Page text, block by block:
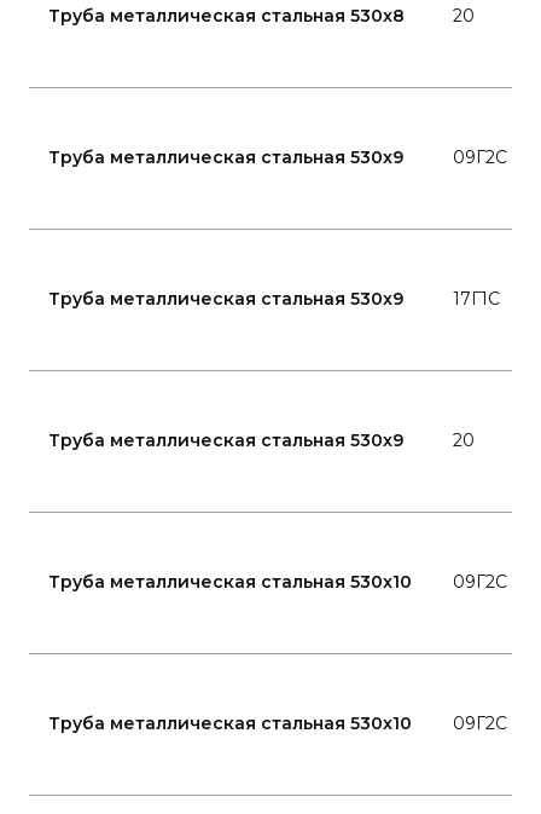
Труба металлическая стальная 530x8 20
Труба металлическая стальная 530x9 09Г2С
Труба металлическая стальная 530x9 17Г1С
Труба металлическая стальная 530x9 20
Труба металлическая стальная 530x10 09Г2С
Труба металлическая стальная 530x10 09Г2С